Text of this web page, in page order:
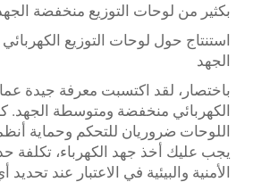
بكثير من لوحات التوزيع منخفضة
استنتاج حول لوحات التوزيع
الجهد
باختصار، لقد اكتسبت معرفة جيدة
الكهربائي منخفضة ومتوسطة الجهد.
اللوحات ضروريان للتحكم وحماية
يجب عليك أخذ جهد الكهرباء، تكلفة
الأمنية والبيئية في الاعتبار عند